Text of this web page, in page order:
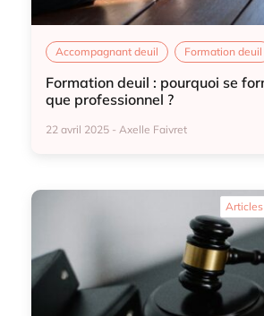
Accompagnant deuil Formation deuil
Formation deuil : pourquoi se
que professionnel ?
22 avril 2025 - Axelle Faivret
Articles